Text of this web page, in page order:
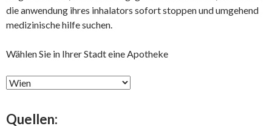
die anwendung ihres inhalators sofort stoppen und umgehend
medizinische hilfe suchen.
Wählen Sie in Ihrer Stadt eine Apotheke
Quellen: